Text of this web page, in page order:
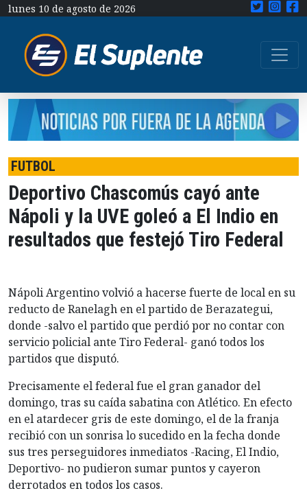
lunes 10 de agosto de 2026
FUTBOL
Deportivo Chascomús cayó ante
Nápoli y la UVE goleó a El Indio en
resultados que festejó Tiro Federal
Nápoli Argentino volvió a hacerse fuerte de local en su
reducto de Ranelagh en el partido de Berazategui,
donde -salvo el partido que perdió por no contar con
servicio policial ante Tiro Federal- ganó todos los
partidos que disputó.
Precisamente el federal fue el gran ganador del
domingo, tras su caída sabatina con Atlético. En efecto
en el atardecer gris de este domingo, el de la franja
recibió con un sonrisa lo sucedido en la fecha donde
sus tres perseguidores inmediatos -Racing, El Indio,
Deportivo- no pudieron sumar puntos y cayeron
derrotados en todos los casos.